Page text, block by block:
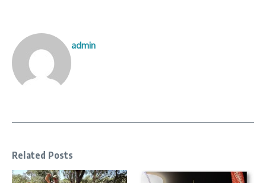
admin
Related Posts